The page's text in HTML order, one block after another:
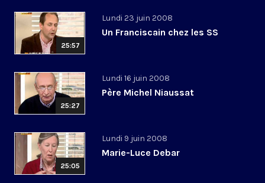
25:57
Lundi 23 juin 2008
Un Franciscain chez les SS
25:27
Lundi 16 juin 2008
Père Michel Niaussat
25:05
Lundi 9 juin 2008
Marie-Luce Debar